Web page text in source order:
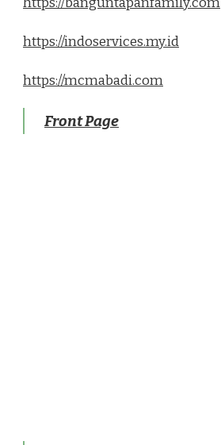
https://indoservices.my.id
https://mcmabadi.com
Front Page